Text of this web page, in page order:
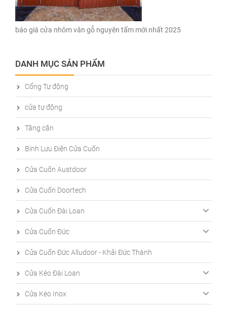
báo giá cửa nhôm vân gỗ nguyên tấm mới nhất 2025
DANH MỤC SẢN PHẨM
Cổng Tự động
cửa tự động
Tăng cân
Bình Lưu Điện Cửa Cuốn
Cửa Cuốn Austdoor
Cửa Cuốn Doortech
Cửa Cuốn Đài Loan
Cửa Cuốn Đức
Cửa Cuốn Đức Alludoor - Khải Đức Thành
Cửa Kéo Đài Loan
Cửa Kéo Inox